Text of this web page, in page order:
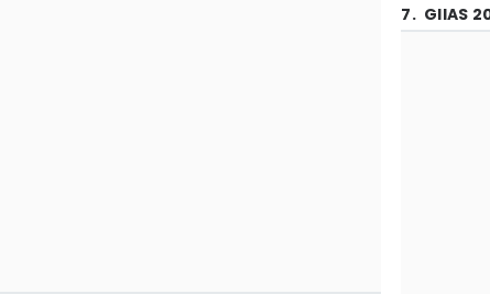
7. GIIAS